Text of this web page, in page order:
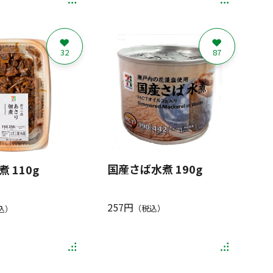
110g
32
国産さば水煮 190g
257円 （税込）
87